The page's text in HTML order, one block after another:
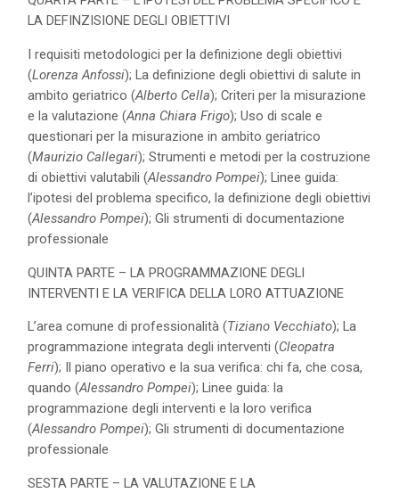
LA DEFINZISIONE DEGLI OBIETTIVI
I requisiti metodologici per la definizione degli obiettivi
(Lorenza Anfossi); La definizione degli obiettivi di salute in
ambito geriatrico (Alberto Cella); Criteri per la misurazione
e la valutazione (Anna Chiara Frigo); Uso di scale e
questionari per la misurazione in ambito geriatrico
(Maurizio Callegari); Strumenti e metodi per la costruzione
di obiettivi valutabili (Alessandro Pompei); Linee guida:
l’ipotesi del problema specifico, la definizione degli obiettivi
(Alessandro Pompei); Gli strumenti di documentazione
professionale
QUINTA PARTE – LA PROGRAMMAZIONE DEGLI
INTERVENTI E LA VERIFICA DELLA LORO ATTUAZIONE
L’area comune di professionalità (Tiziano Vecchiato); La
programmazione integrata degli interventi (Cleopatra
Ferri); Il piano operativo e la sua verifica: chi fa, che cosa,
quando (Alessandro Pompei); Linee guida: la
programmazione degli interventi e la loro verifica
(Alessandro Pompei); Gli strumenti di documentazione
professionale
SESTA PARTE – LA VALUTAZIONE E LA